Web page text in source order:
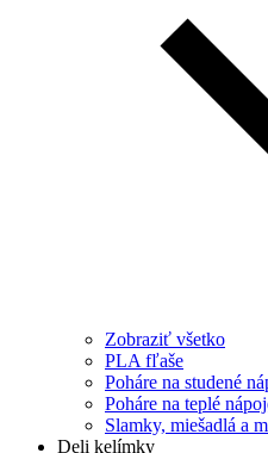
Zobraziť všetko
PLA fľaše
Poháre na studené
Poháre na teplé
Slamky, miešadlá a
Deli kelímky